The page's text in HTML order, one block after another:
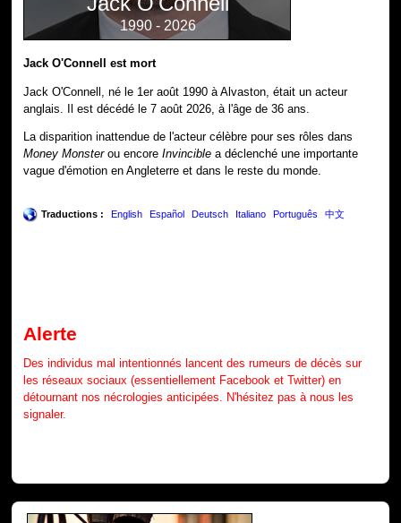
1990 - 2026
Jack O'Connell est mort
Jack O'Connell, né le 1er août 1990 à Alvaston, était un acteur
anglais. Il est décédé le 7 août 2026, à l'âge de 36 ans.
La disparition inattendue de l'acteur célèbre pour ses rôles dans
Money Monsterou encoreInvincible a déclenché une importante
vague d'émotion en Angleterre et dans le reste du monde.
Traductions : English Español Deutsch Italiano Português 中文
Alerte
Des individus mal intentionnés lancent des rumeurs de décès sur
les réseaux sociaux (essentiellement Facebook et Twitter) en
détournant nos nécrologies anticipées. N'hésitez pas à nous les
signaler.